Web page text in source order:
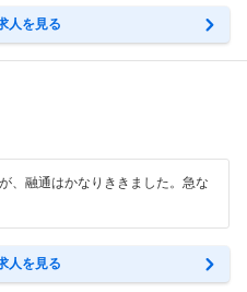
人を見る
、融通はかなりききました。急な
人を見る